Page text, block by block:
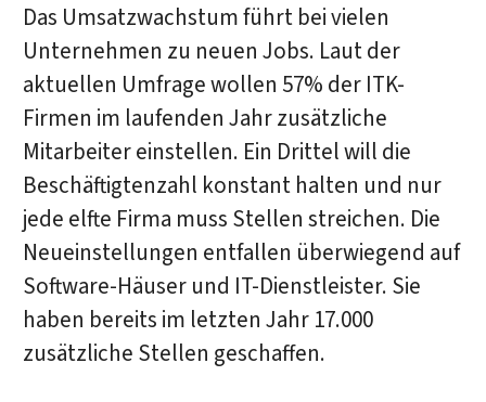
Das Umsatzwachstum führt bei vielen
Unternehmen zu neuen Jobs. Laut der
aktuellen Umfrage wollen 57% der ITK-
Firmen im laufenden Jahr zusätzliche
Mitarbeiter einstellen. Ein Drittel will die
Beschäftigtenzahl konstant halten und nur
jede elfte Firma muss Stellen streichen. Die
Neueinstellungen entfallen überwiegend auf
Software-Häuser und IT-Dienstleister. Sie
haben bereits im letzten Jahr 17.000
zusätzliche Stellen geschaffen.